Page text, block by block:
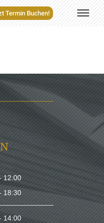
Termin Buchen!
12:00
18:30
14:00